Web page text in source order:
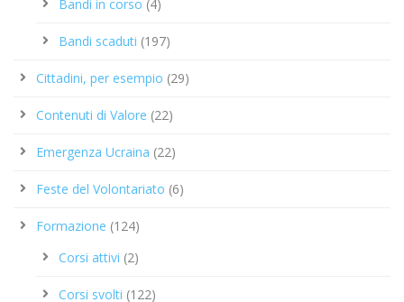
Bandi in corso (4)
Bandi scaduti (197)
Cittadini, per esempio (29)
Contenuti di Valore (22)
Emergenza Ucraina (22)
Feste del Volontariato (6)
Formazione (124)
Corsi attivi (2)
Corsi svolti (122)